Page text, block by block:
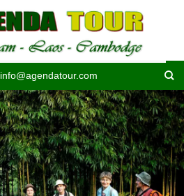
info@agendatour.com